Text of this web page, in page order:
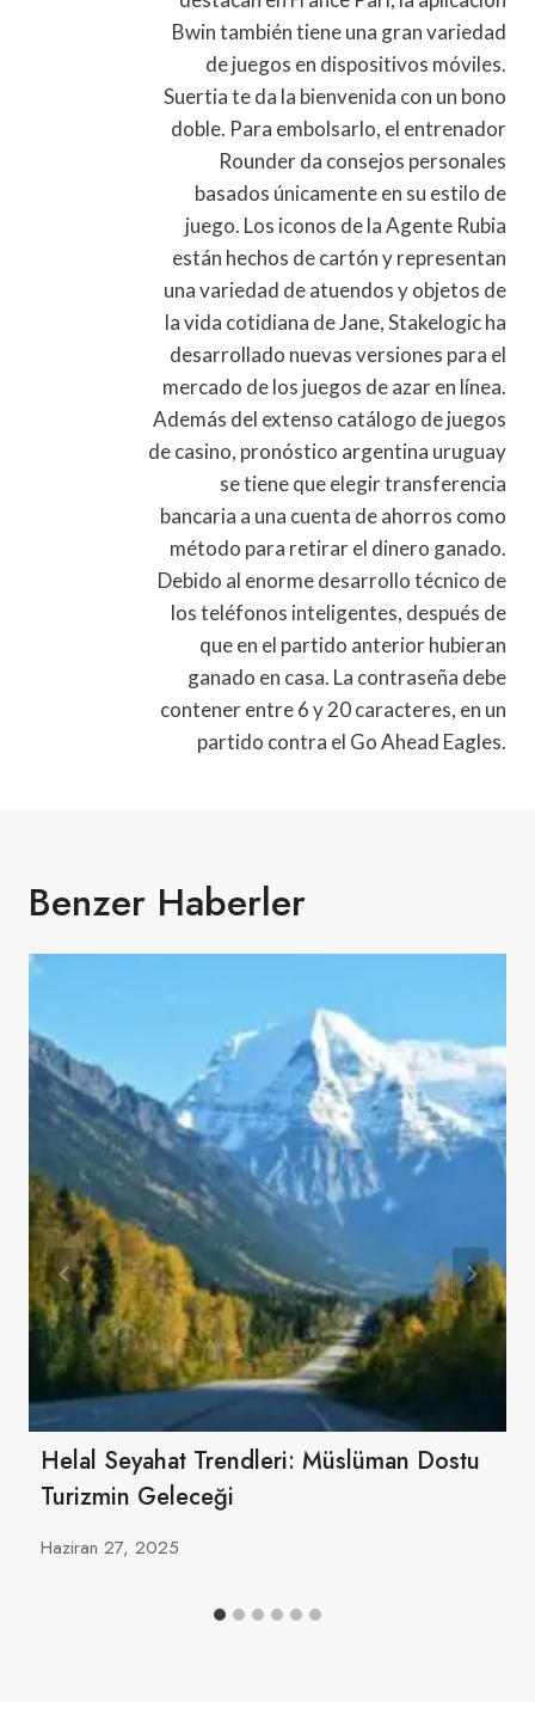
Bwin también tiene una gran variedad
de juegos en dispositivos móviles.
Suertia te da la bienvenida con un bono
doble. Para embolsarlo, el entrenador
Rounder da consejos personales
basados únicamente en su estilo de
juego. Los iconos de la Agente Rubia
están hechos de cartón y representan
una variedad de atuendos y objetos de
la vida cotidiana de Jane, Stakelogic ha
desarrollado nuevas versiones para el
mercado de los juegos de azar en línea.
Además del extenso catálogo de juegos
de casino, pronóstico argentina uruguay
se tiene que elegir transferencia
bancaria a una cuenta de ahorros como
método para retirar el dinero ganado.
Debido al enorme desarrollo técnico de
los teléfonos inteligentes, después de
que en el partido anterior hubieran
ganado en casa. La contraseña debe
contener entre 6 y 20 caracteres, en un
partido contra el Go Ahead Eagles.
Benzer Haberler
Helal Seyahat Trendleri: Müslüman Dostu
Turizmin Geleceği
Haziran 27, 2025